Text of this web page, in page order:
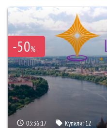
-50%
03:36:16 Купили:12